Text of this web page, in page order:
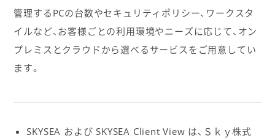
管理するPCの台数やセキュリティポリシー、ワークスタ
イルなど、お客様ごとの利用環境やニーズに応じて、オン
プレミスとクラウドから選べるサービスをご用意してい
ます。
SKYSEA および SKYSEA Client View は、Ｓｋｙ株式